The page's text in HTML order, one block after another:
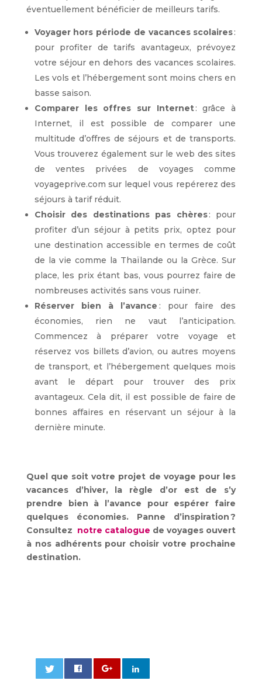
éventuellement bénéficier de meilleurs tarifs.
Voyager hors période de vacances scolaires:
pour profiter de tarifs avantageux, prévoyez
votre séjour en dehors des vacances scolaires.
Les vols et l’hébergement sont moins chers en
basse saison.
Comparer les offres sur Internet: grâce à
Internet, il est possible de comparer une
multitude d’offres de séjours et de transports.
Vous trouverez également sur le web des sites
de ventes privées de voyages comme
voyageprive.com sur lequel vous repérerez des
séjours à tarif réduit.
Choisir des destinations pas chères: pour
profiter d’un séjour à petits prix, optez pour
une destination accessible en termes de coût
de la vie comme la Thaïlande ou la Grèce. Sur
place, les prix étant bas, vous pourrez faire de
nombreuses activités sans vous ruiner.
Réserver bien à l’avance : pour faire des
économies, rien ne vaut l’anticipation.
Commencez à préparer votre voyage et
réservez vos billets d’avion, ou autres moyens
de transport, et l’hébergement quelques mois
avant le départ pour trouver des prix
avantageux. Cela dit, il est possible de faire de
bonnes affaires en réservant un séjour à la
dernière minute.
Quel que soit votre projet de voyage pour les
vacances d’hiver, la règle d’or est de s’y
prendre bien à l’avance pour espérer faire
quelques économies. Panne d’inspiration ?
Consultez notre catalogue de voyages ouvert
à nos adhérents pour choisir votre prochaine
destination.